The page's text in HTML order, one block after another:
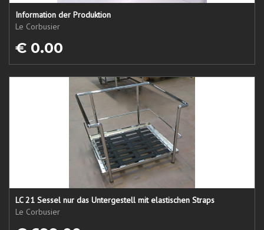
Information der Produktion
Le Corbusier
€ 0.00
LC 21 Sessel nur das Untergestell mit elastischen Straps
Le Corbusier